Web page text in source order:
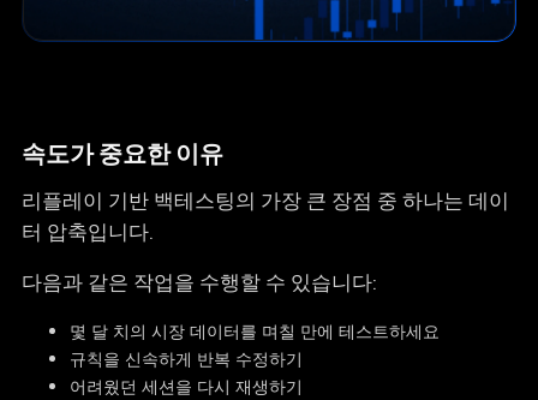
속도가 중요한 이유
리플레이 기반 백테스팅의 가장 큰 장점 중 하나는 데이
터 압축입니다.
다음과 같은 작업을 수행할 수 있습니다:
몇 달 치의 시장 데이터를 며칠 만에 테스트하세요
규칙을 신속하게 반복 수정하기
어려웠던 세션을 다시 재생하기